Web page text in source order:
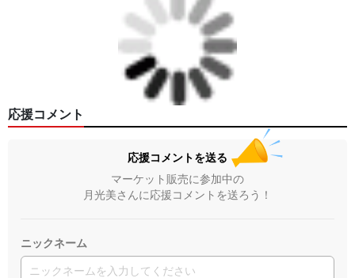
応援コメント
応援コメントを送る
マーケット販売に参加中の
月光美さんに応援コメントを送ろう！
ニックネーム